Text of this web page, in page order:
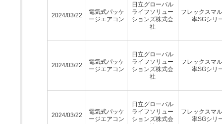
2024/03/22
電気式パッケ
ージエアコン
日立グローバル
ライフソリュー
ションズ株式会
社
フレックスマ
率SGシリ
2024/03/22
電気式パッケ
ージエアコン
日立グローバル
ライフソリュー
ションズ株式会
社
フレックスマ
率SGシリ
2024/03/22
電気式パッケ
ージエアコン
日立グローバル
ライフソリュー
ションズ株式会
フレックスマ
率SGシリ